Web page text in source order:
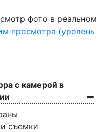
фото в реальном
просмотра (уровень
с камерой в
и съемки